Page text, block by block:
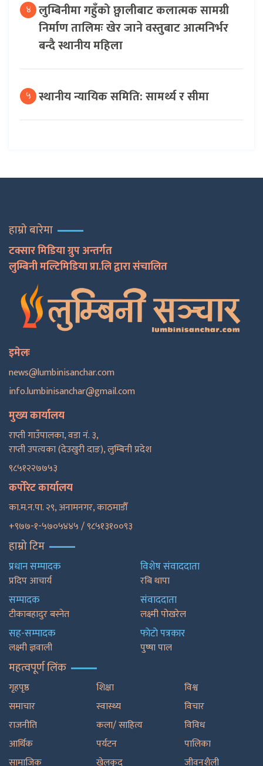
४ लुम्बिनीमा गहुँको छ्वालीबाट कलात्मक सामग्री
निर्माण तालिमः खेर जाने वस्तुबाट आत्मनिर्भर
बन्दै स्थानीय महिला
५ स्थानीय न्यायिक समिति: सामर्थ्य र सीमा
हाम्रो बारेमा
टक्सार मिडिया ग्रुप अन्तर्गत
लुम्बिनी मल्टिमिडिया प्रा.लि द्वारा संचालित
इमेलः
news@lumbinisanchar.com
info.lumbinisanchar@gmail.com
मुख्य कार्यालय
राप्ती गाउँपालका, वडा नं. ३,
राप्ती उपत्यका (देउखुरी दाङ), लुम्बिनी प्रदेश
९८५१२२७७५३
कर्पोरेट कार्यालय
का.म.न.पा. २९, अनामनगर, काठमाडाैँ
+९७७-१-५७०५४४५ / ९८५१३१००९३
हाम्रो टिम
प्रधान सम्पादक
प्रदिप आचार्य
सम्पादक
टीकाबहादुर बस्नेत
सह-सम्पादक
लक्ष्मी ज्ञवाली
विशेष संवाददाता
रबि थापा
संवाददाता
लक्ष्मी पोखरेल
फाेटाे पत्रकार
पुष्षा पाल
महत्वपूर्ण लिंक
गृहपृष्ठ
समाचार
राजनीति
आर्थिक
शिक्षा
स्वास्थ्य
कला/ साहित्य
पर्यटन
विश्व
विचार
विविध
पालिका